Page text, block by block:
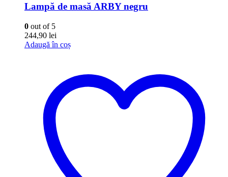
Lampă de masă ARBY negru
0 out of 5
244,90 lei
Adaugă în coș